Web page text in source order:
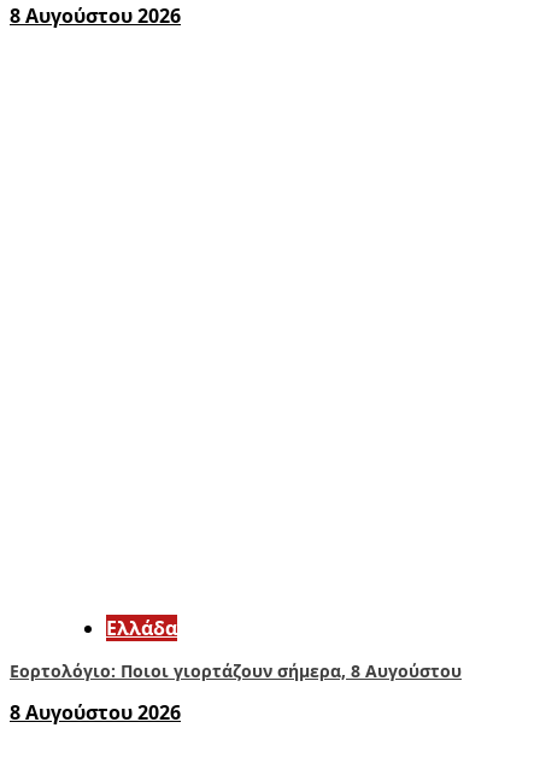
8 Αυγούστου 2026
Ελλάδα
Εορτολόγιο: Ποιοι γιορτάζουν σήμερα, 8 Αυγούστου
8 Αυγούστου 2026